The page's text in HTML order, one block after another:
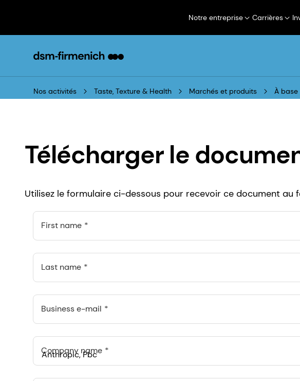
Notre entreprise Carrières
Nos activités Taste, Texture & Health Marchés et produits À
Télécharger le
Utilisez le formulaire ci-dessous pour recevoir ce document au
First name
Last name
Business e-mail
Company name
Anthropic, PBC